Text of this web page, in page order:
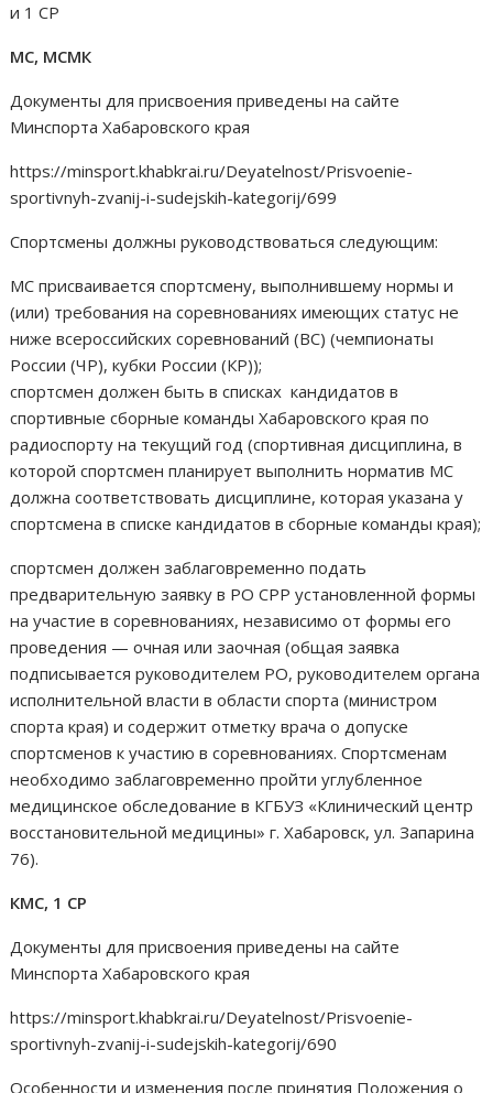
и 1 СР
МС, МСМК
Документы для присвоения приведены на сайте
Минспорта Хабаровского края
https://minsport.khabkrai.ru/Deyatelnost/Prisvoenie-
sportivnyh-zvanij-i-sudejskih-kategorij/699
Спортсмены должны руководствоваться следующим:
МС присваивается спортсмену, выполнившему нормы и
(или) требования на соревнованиях имеющих статус не
ниже всероссийских соревнований (ВС) (чемпионаты
России (ЧР), кубки России (КР));
спортсмен должен быть в списках кандидатов в
спортивные сборные команды Хабаровского края по
радиоспорту на текущий год (спортивная дисциплина, в
которой спортсмен планирует выполнить норматив МС
должна соответствовать дисциплине, которая указана у
спортсмена в списке кандидатов в сборные команды края);
спортсмен должен заблаговременно подать
предварительную заявку в РО СРР установленной формы
на участие в соревнованиях, независимо от формы его
проведения — очная или заочная (общая заявка
подписывается руководителем РО, руководителем органа
исполнительной власти в области спорта (министром
спорта края) и содержит отметку врача о допуске
спортсменов к участию в соревнованиях. Спортсменам
необходимо заблаговременно пройти углубленное
медицинское обследование в КГБУЗ «Клинический центр
восстановительной медицины» г. Хабаровск, ул. Запарина
76).
КМС, 1 СР
Документы для присвоения приведены на сайте
Минспорта Хабаровского края
https://minsport.khabkrai.ru/Deyatelnost/Prisvoenie-
sportivnyh-zvanij-i-sudejskih-kategorij/690
Особенности и изменения после принятия Положения о